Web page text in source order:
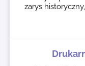
zarys